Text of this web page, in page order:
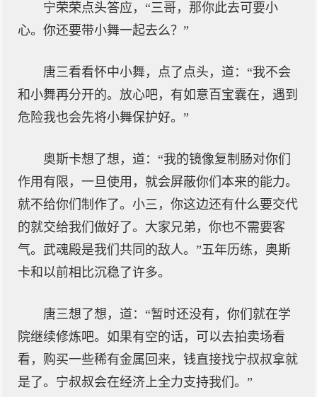
宁荣荣点头答应，“三哥，那你此去可要小
心。你还要带小舞一起去么？”
唐三看看怀中小舞，点了点头，道：“我不会
和小舞再分开的。放心吧，有如意百宝囊在，遇到
危险我也会先将小舞保护好。”
奥斯卡想了想，道：“我的镜像复制肠对你们
作用有限，一旦使用，就会屏蔽你们本来的能力。
就不给你们制作了。小三，你这边还有什么要交代
的就交给我们做好了。大家兄弟，你也不需要客
气。武魂殿是我们共同的敌人。”五年历练，奥斯
卡和以前相比沉稳了许多。
唐三想了想，道：“暂时还没有，你们就在学
院继续修炼吧。如果有空的话，可以去拍卖场看
看，购买一些稀有金属回来，钱直接找宁叔叔拿就
是了。宁叔叔会在经济上全力支持我们。”